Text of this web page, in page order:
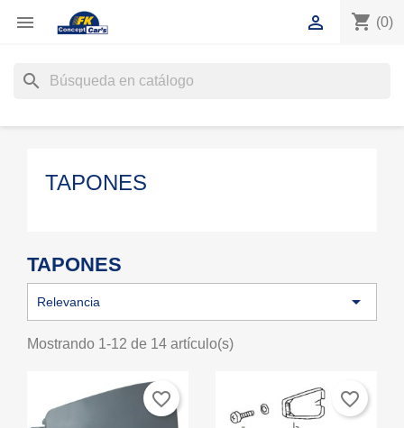
 shopping_cart (0)

search
TAPONES
TAPONES
Relevancia 
Mostrando 1-12 de 14 artículo(s)
favorite_border favorite_border